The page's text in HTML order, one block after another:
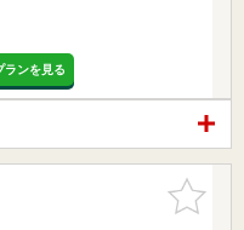
ランを見る
お気に入
りに追加